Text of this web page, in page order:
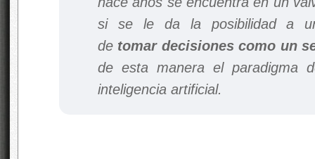
si se le da la posibilidad a
de tomar decisiones como un
de esta manera el paradigma
inteligencia artificial.